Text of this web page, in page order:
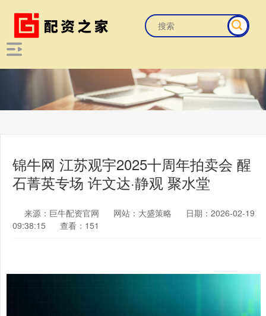
锦牛网 江苏观宇2025十周年拍卖会 醒
石菁英专场 许文达·静观 聚水堂
来源：巨牛配资官网 网站：大盛策略
日期：2026-02-19
09:38:15
查看：151